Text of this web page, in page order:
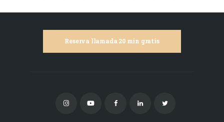
Reserva llamada 20 min gratis